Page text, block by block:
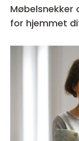
Møbelsnekker
for hjemmet